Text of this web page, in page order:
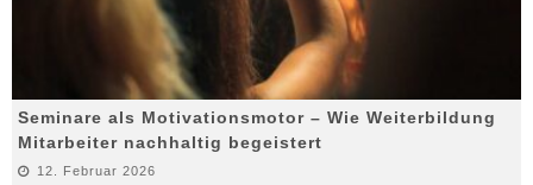
Seminare als Motivationsmotor – Wie Weiterbildung
Mitarbeiter nachhaltig begeistert
12. Februar 2026